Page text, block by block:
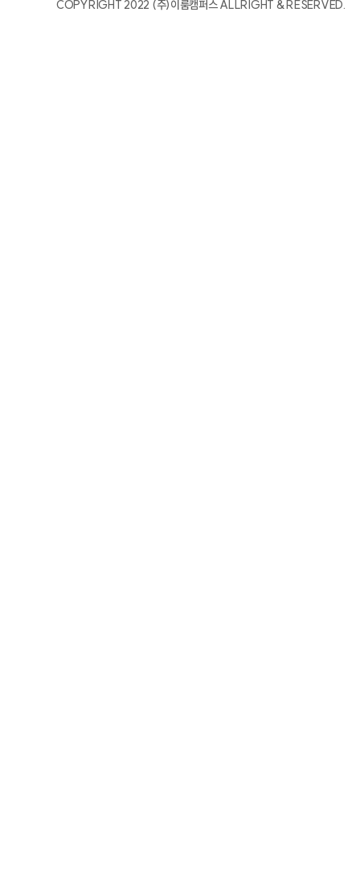
COPYRIGHT 2022 (주)이룸캠퍼스 ALLRIGHT & RESERVED.